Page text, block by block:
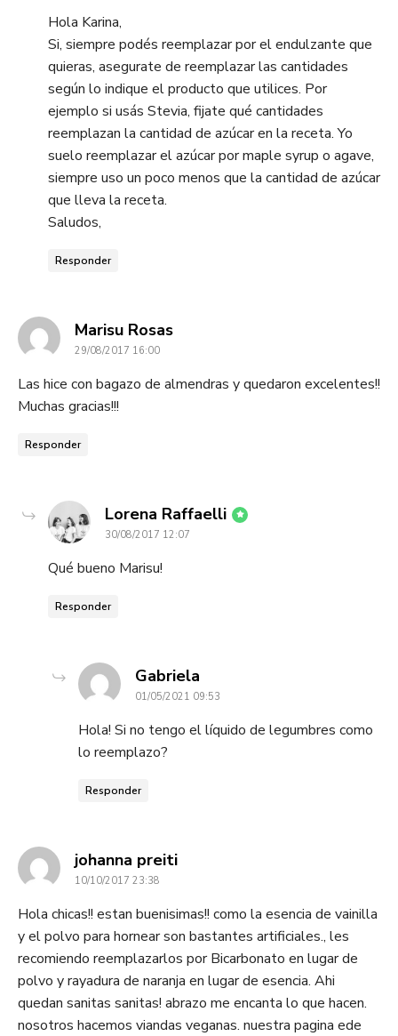
Hola Karina,
Si, siempre podés reemplazar por el endulzante que
quieras, asegurate de reemplazar las cantidades
según lo indique el producto que utilices. Por
ejemplo si usás Stevia, fijate qué cantidades
reemplazan la cantidad de azúcar en la receta. Yo
suelo reemplazar el azúcar por maple syrup o agave,
siempre uso un poco menos que la cantidad de azúcar
que lleva la receta.
Saludos,
Responder
Marisu Rosasdice:
29/08/2017 16:00
Las hice con bagazo de almendras y quedaron excelentes!!
Muchas gracias!!!
Responder
Lorena Raffaelli dice:
30/08/2017 12:07
Qué bueno Marisu!
Responder
Gabriela
01/05/2021 09:53
Hola! Si no tengo el líquido de legumbres como
lo reemplazo?
Responder
johanna preitidice:
10/10/2017 23:38
Hola chicas!! estan buenisimas!! como la esencia de vainilla
y el polvo para hornear son bastantes artificiales., les
recomiendo reemplazarlos por Bicarbonato en lugar de
polvo y rayadura de naranja en lugar de esencia. Ahi
quedan sanitas sanitas! abrazo me encanta lo que hacen.
nosotros hacemos viandas veganas. nuestra pagina ede